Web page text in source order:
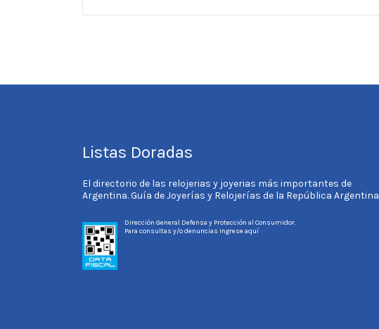
Listas Doradas
El directorio de las relojerias y joyerias más importantes de
Argentina. Guía de Joyerías y Relojerías de la República Argentina
Dirección General Defensa y Protección al Consumidor.
Para consultas y/o denuncias Ingrese aquí